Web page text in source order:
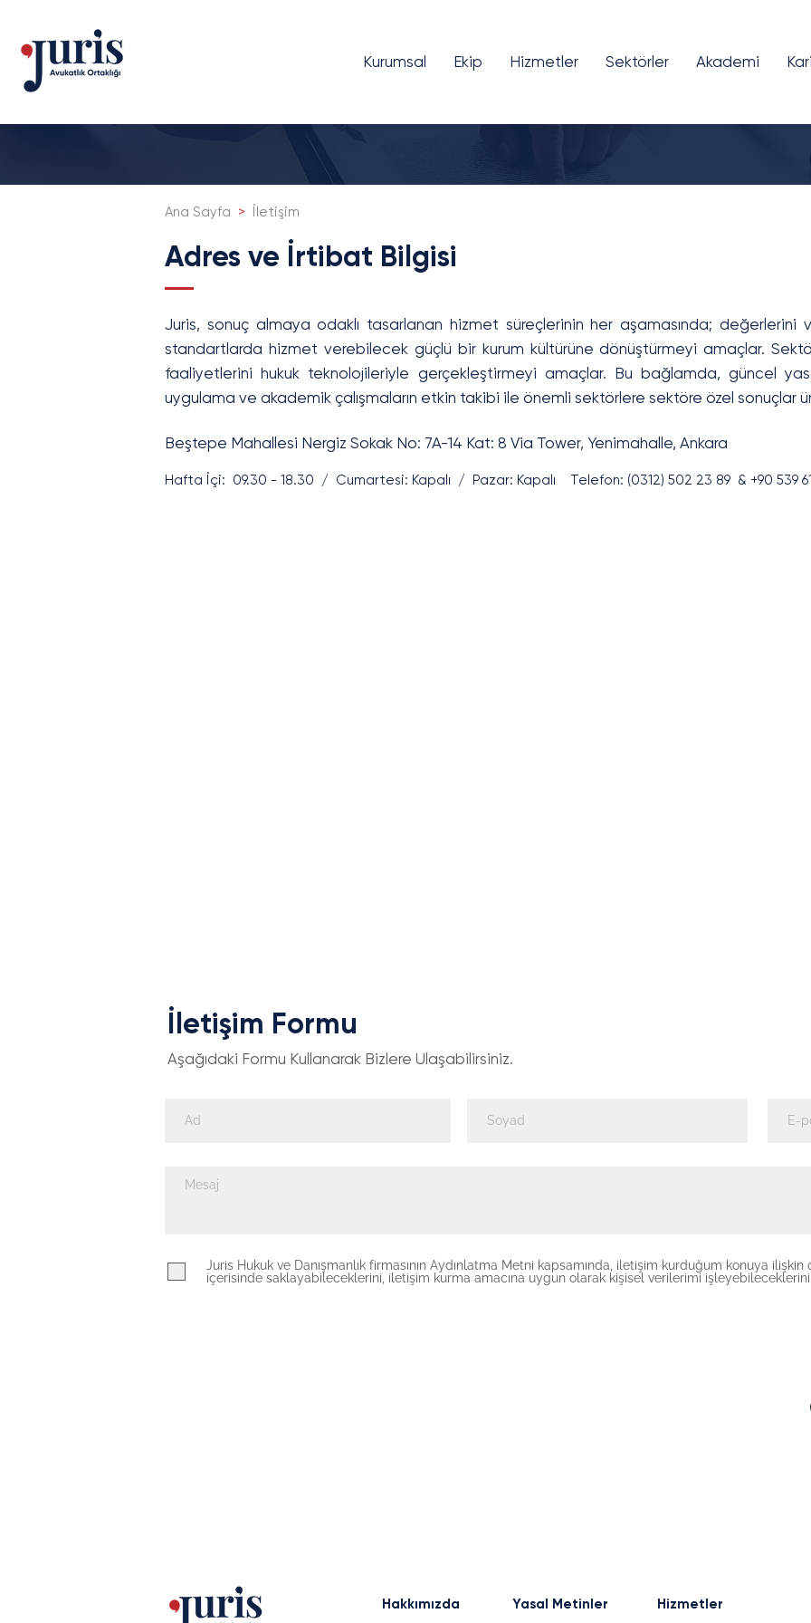
Kurumsal Ekip Hizmetler Sektörler Akademi
Ana Sayfa > İletişim
Adres ve İrtibat Bilgisi
Juris, sonuç almaya odaklı tasarlanan hizmet süreçlerinin her aşamasında; değerlerini
standartlarda hizmet verebilecek güçlü bir kurum kültürüne dönüştürmeyi amaçlar.
faaliyetlerini hukuk teknolojileriyle gerçekleştirmeyi amaçlar. Bu bağlamda, güncel
uygulama ve akademik çalışmaların etkin takibi ile önemli sektörlere sektöre özel sonuçlar
Beştepe Mahallesi Nergiz Sokak No: 7A-14 Kat: 8 Via Tower, Yenimahalle, Ankara
Hafta İçi: 09.30 - 18.30 / Cumartesi: Kapalı / Pazar: Kapalı Telefon: (0312) 502 23 89 & +90 539
İletişim Formu
Aşağıdaki Formu Kullanarak Bizlere Ulaşabilirsiniz.
Juris Hukuk ve Danışmanlık firmasının Aydınlatma Metni kapsamında, iletişim kurduğum konuya
içerisinde saklayabileceklerini, iletişim kurma amacına uygun olarak kişisel verilerimi
Hakkımızda Yasal Metinler Hizmetler